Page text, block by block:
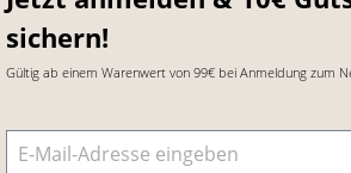
sichern!
Gültig ab einem Warenwert von 99€ bei Anmeldung zum
E-Mail-Adresse